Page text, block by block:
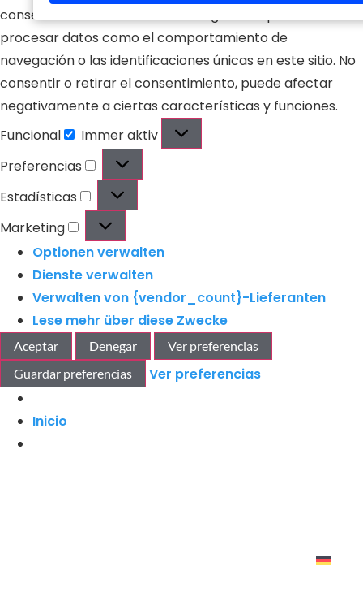
consentimiento de estas tecnologías nos permitirá
procesar datos como el comportamiento de
navegación o las identificaciones únicas en este sitio. No
consentir o retirar el consentimiento, puede afectar
negativamente a ciertas características y funciones.
Funcional
Immer aktiv
Preferencias
Estadísticas
Marketing
Optionen verwalten
Dienste verwalten
Verwalten von {vendor_count}-Lieferanten
Lese mehr über diese Zwecke
Aceptar Denegar
Ver preferencias
Guardar preferencias
Ver preferencias
Inicio
electrónico